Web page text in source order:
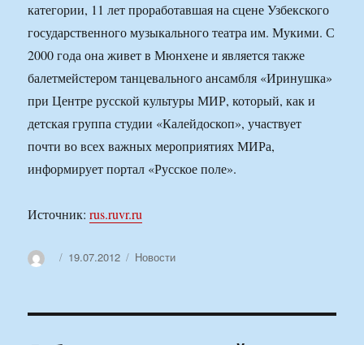
категории, 11 лет проработавшая на сцене Узбекского
государственного музыкального театра им. Мукими. С
2000 года она живет в Мюнхене и является также
балетмейстером танцевального ансамбля «Иринушка»
при Центре русской культуры МИР, который, как и
детская группа студии «Калейдоскоп», участвует
почти во всех важных мероприятиях МИРа,
информирует портал «Русское поле».
Источник:rus.ruvr.ru
АвторОпубликовано
19.07.2012 Рубрики
Новости